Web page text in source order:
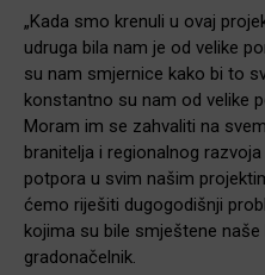
„Kada smo krenuli u ovaj
udruga bila nam je od velike
su nam smjernice kako bi to
konstantno su nam od velike
Moram im se zahvaliti na
branitelja i regionalnog
potpora u svim našim
ćemo riješiti dugogodišnji
kojima su bile smještene
gradonačelnik.